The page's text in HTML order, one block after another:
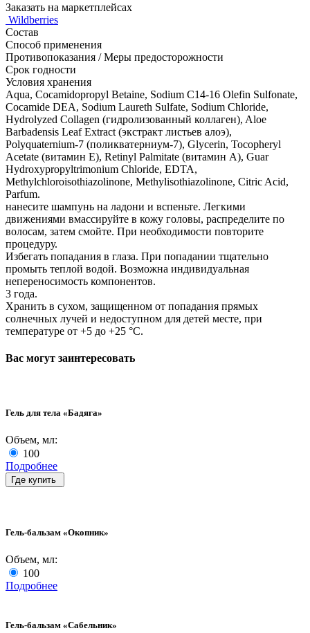
Заказать на маркетплейсах
Wildberries
Состав
Способ применения
Противопоказания / Меры предосторожности
Срок годности
Условия хранения
Aqua, Cocamidopropyl Betaine, Sodium C14-16 Olefin Sulfonate,
Cocamide DEA, Sodium Laureth Sulfate, Sodium Chloride,
Hydrolyzed Collagen (гидролизованный коллаген), Aloe
Barbadensis Leaf Extract (экстракт листьев алоэ),
Polyquaternium-7 (поликватерниум-7), Glycerin, Tocopheryl
Acetate (витамин Е), Retinyl Palmitate (витамин А), Guar
Hydroxypropyltrimonium Chloride, EDTA,
Methylchloroisothiazolinone, Methylisothiazolinone, Citric Acid,
Parfum.
нанесите шампунь на ладони и вспеньте. Легкими
движениями вмассируйте в кожу головы, распределите по
волосам, затем смойте. При необходимости повторите
процедуру.
Избегать попадания в глаза. При попадании тщательно
промыть теплой водой. Возможна индивидуальная
непереносимость компонентов.
3 года.
Хранить в сухом, защищенном от попадания прямых
солнечных лучей и недоступном для детей месте, при
температуре от +5 до +25 °C.
Вас могут заинтересовать
Гель для тела «Бадяга»
Объем, мл:
100
Подробнее
Где купить
Гель-бальзам «Окопник»
Объем, мл:
100
Подробнее
Гель-бальзам «Сабельник»